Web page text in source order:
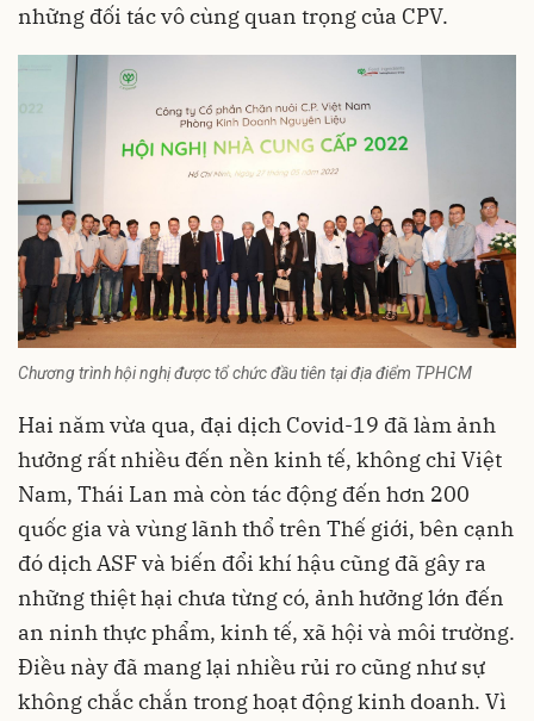
những đối tác vô cùng quan trọng của CPV.
Chương trình hội nghị được tổ chức đầu tiên tại địa điểm TPHCM
Hai năm vừa qua, đại dịch Covid-19 đã làm ảnh
hưởng rất nhiều đến nền kinh tế, không chỉ Việt
Nam, Thái Lan mà còn tác động đến hơn 200
quốc gia và vùng lãnh thổ trên Thế giới, bên cạnh
đó dịch ASF và biến đổi khí hậu cũng đã gây ra
những thiệt hại chưa từng có, ảnh hưởng lớn đến
an ninh thực phẩm, kinh tế, xã hội và môi trường.
Điều này đã mang lại nhiều rủi ro cũng như sự
không chắc chắn trong hoạt động kinh doanh. Vì